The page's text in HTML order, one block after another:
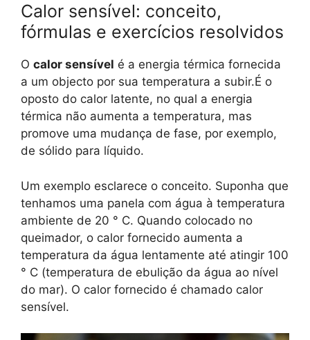
Calor sensível: conceito,
fórmulas e exercícios resolvidos
O calor sensível é a energia térmica fornecida
a um objecto por sua temperatura a subir.É o
oposto do calor latente, no qual a energia
térmica não aumenta a temperatura, mas
promove uma mudança de fase, por exemplo,
de sólido para líquido.
Um exemplo esclarece o conceito. Suponha que
tenhamos uma panela com água à temperatura
ambiente de 20 ° C. Quando colocado no
queimador, o calor fornecido aumenta a
temperatura da água lentamente até atingir 100
° C (temperatura de ebulição da água ao nível
do mar). O calor fornecido é chamado calor
sensível.